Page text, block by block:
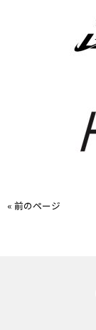
« 前のページ